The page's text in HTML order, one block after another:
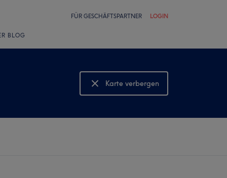
FÜR GESCHÄFTSPARTNER LOGIN
BLOG
Karte verbergen
Karte anzeigen